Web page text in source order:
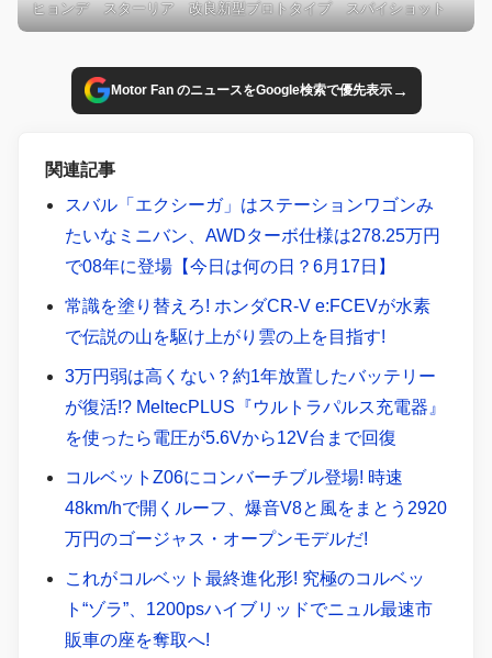
ヒョンデ スターリア 改良新型プロトタイプ スパイショット
Motor Fan のニュースをGoogle検索で優先表示→
関連記事
スバル「エクシーガ」はステーションワゴンみ
たいなミニバン、AWDターボ仕様は278.25万円
で08年に登場【今日は何の日？6月17日】
常識を塗り替えろ! ホンダCR-V e:FCEVが水素
で伝説の山を駆け上がり雲の上を目指す!
3万円弱は高くない？約1年放置したバッテリー
が復活!? MeltecPLUS『ウルトラパルス充電器』
を使ったら電圧が5.6Vから12V台まで回復
コルベットZ06にコンバーチブル登場! 時速
48km/hで開くルーフ、爆音V8と風をまとう2920
万円のゴージャス・オープンモデルだ!
これがコルベット最終進化形! 究極のコルベッ
ト“ゾラ”、1200psハイブリッドでニュル最速市
販車の座を奪取へ!